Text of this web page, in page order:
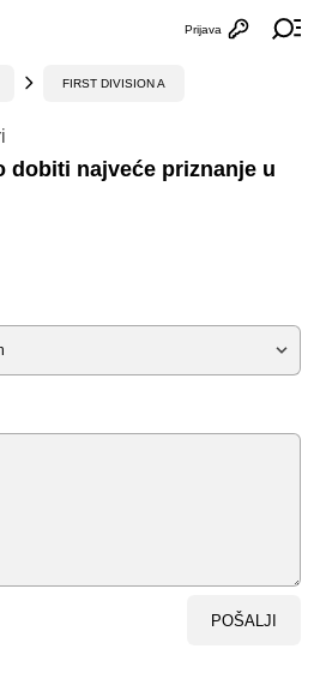
Otvori
Prijava
FIRST DIVISION A
dobiti najveće priznanje u
POŠALJI